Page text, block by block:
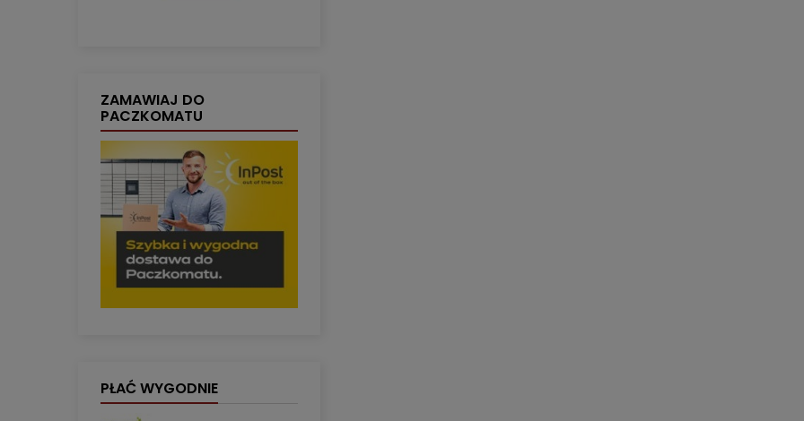
ZAMAWIAJ DO
PACZKOMATU
PŁAĆ WYGODNIE